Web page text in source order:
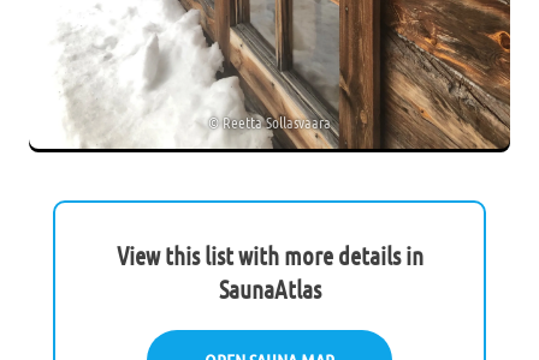
©Reetta Sollasvaara
View this list with more details in
SaunaAtlas